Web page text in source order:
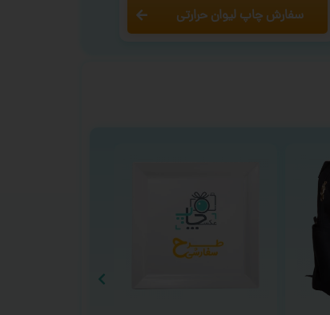
سفارش چاپ لیوان حرارتی